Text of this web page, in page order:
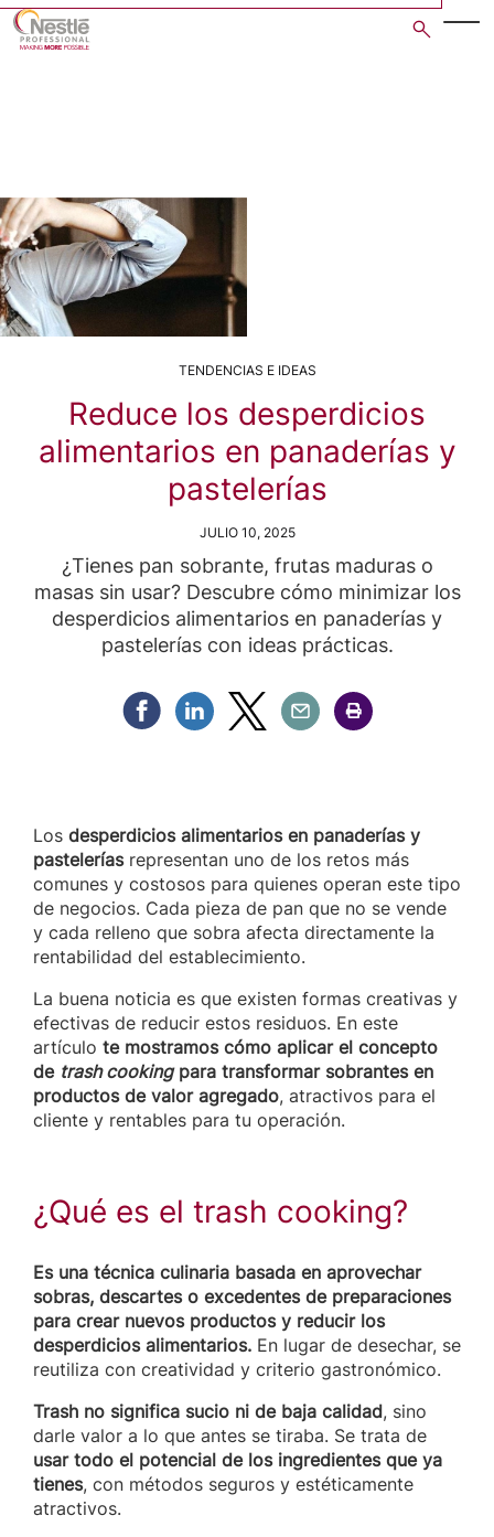
Skip
TENDENCIAS E IDEAS
Reduce los desperdicios
alimentarios en panaderías y
pastelerías
JULIO 10, 2025
¿Tienes pan sobrante, frutas maduras o
masas sin usar? Descubre cómo minimizar los
desperdicios alimentarios en panaderías y
pastelerías con ideas prácticas.
Compartir Facebook
Compartir Linkedin
Compartir Twitter
Compartir Email
Compartir Imprimir
Los desperdicios alimentarios en panaderías y
pasteleríasrepresentan uno de los retos más
comunes y costosos para quienes operan este tipo
de negocios. Cada pieza de pan que no se vende
y cada relleno que sobra afecta directamente la
rentabilidad del establecimiento.
La buena noticia es que existen formas creativas y
efectivas de reducir estos residuos. En este
artículo te mostramos cómo aplicar el concepto
de trash cookingpara transformar sobrantes en
productos de valor agregado, atractivos para el
cliente y rentables para tu operación.
¿Qué es el trash cooking?
Es una técnica culinaria basada en aprovechar
sobras, descartes o excedentes de preparaciones
para crear nuevos productos y reducir los
desperdicios alimentarios. En lugar de desechar, se
reutiliza con creatividad y criterio gastronómico.
Trash no significa sucio ni de baja calidad, sino
darle valor a lo que antes se tiraba. Se trata de
usar todo el potencial de los ingredientes que ya
tienes, con métodos seguros y estéticamente
atractivos.